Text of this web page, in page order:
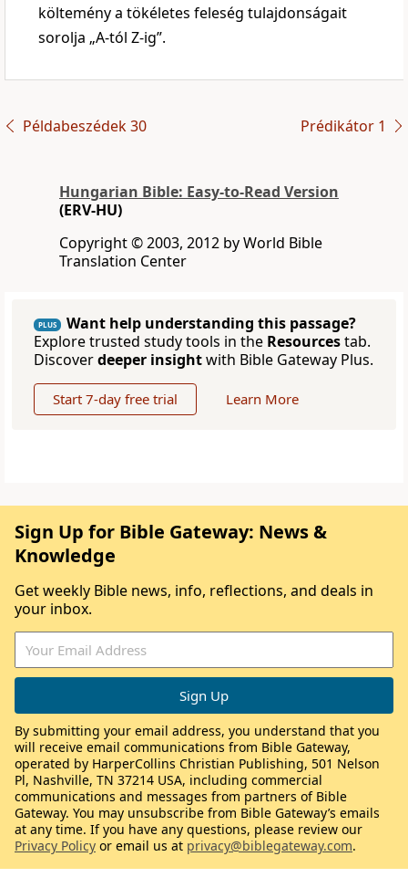
költemény a tökéletes feleség tulajdonságait
sorolja „A-tól Z-ig”.
Példabeszédek 30 Prédikátor 1
Hungarian Bible: Easy-to-Read Version
(ERV-HU)
Copyright © 2003, 2012 by World Bible
Translation Center
PLUS
Want help understanding this passage?
Explore trusted study tools in the Resourcestab.
Discoverdeeper insightwith Bible Gateway Plus.
Start 7-day free trial Learn More
Sign Up for Bible Gateway: News &
Knowledge
Get weekly Bible news, info, reflections, and deals in
your inbox.
By submitting your email address, you understand that you
will receive email communications from Bible Gateway,
operated by HarperCollins Christian Publishing, 501 Nelson
Pl, Nashville, TN 37214 USA, including commercial
communications and messages from partners of Bible
Gateway. You may unsubscribe from Bible Gateway’s emails
at any time. If you have any questions, please review our
Privacy Policy or email us at privacy@biblegateway.com.